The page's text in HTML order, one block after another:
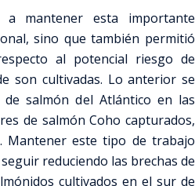
a mantener esta importante
sino que también permitió
al potencial riesgo de
son cultivadas. Lo anterior se
salmón del Atlántico en las
de salmón Coho capturados,
Mantener este tipo de trabajo
reduciendo las brechas de
cultivados en el sur de